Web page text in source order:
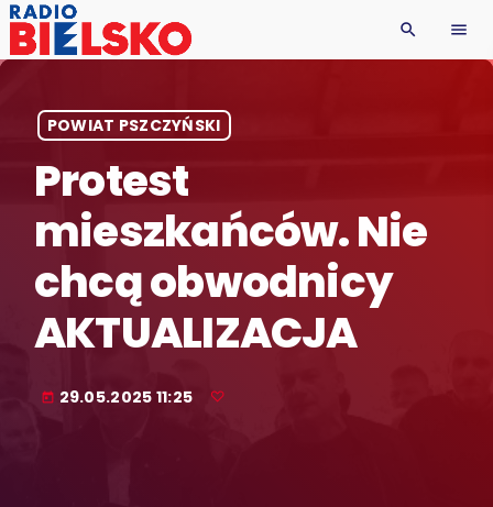
search menu
POWIAT PSZCZYŃSKI
Protest
mieszkańców. Nie
chcą obwodnicy
AKTUALIZACJA
today 29.05.2025 11:25